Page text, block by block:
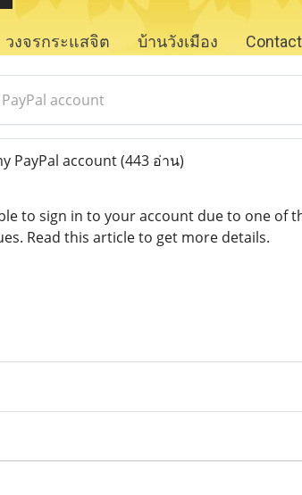
วงจรกระแสจิต บ้านวังเมือง
account
PayPal account(443 อ่าน)
to sign in to your account due to one of
Read this article to get more details.